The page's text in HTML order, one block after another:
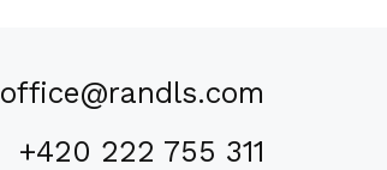
office@randls.com
+420 222 755 311